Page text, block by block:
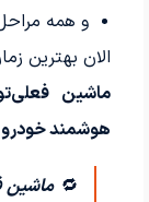
و همه
الان بهترین
ماشین
هوشمند
🔁ماشین